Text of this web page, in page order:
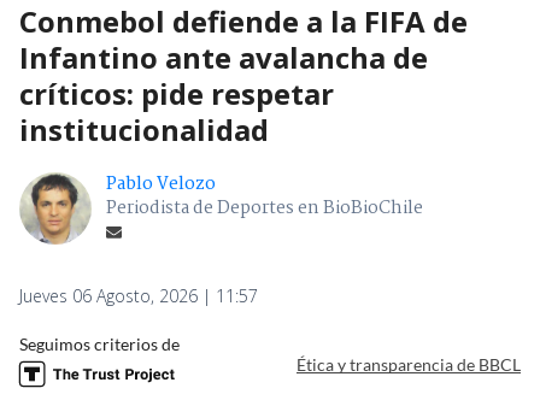
Conmebol defiende a la FIFA de
Infantino ante avalancha de
críticos: pide respetar
institucionalidad
Pablo Velozo
Periodista de Deportes en BioBioChile
Jueves 06 Agosto, 2026 | 11:57
Seguimos criterios de
Ética y transparencia de BBCL